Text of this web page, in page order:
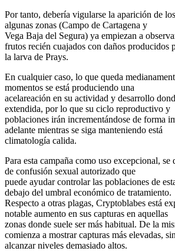
Por tanto, debería vigularse la aparición de
algunas zonas (Campo de Cartagena y
Vega Baja del Segura) ya empiezan a
frutos recién cuajados con daños producidos
la larva de Prays.
En cualquier caso, lo que queda
momentos se está produciendo una
acelareación en su actividad y desarrollo
extendida, por lo que su ciclo reproductivo y
poblaciones irán incrementándose de forma
adelante mientras se siga manteniendo está
climatología calida.
Para esta campaña como uso excepcional, se
de confusión sexual autorizado que
puede ayudar controlar las poblaciones de
debajo del umbral económico de tratamiento.
Respecto a otras plagas, Cryptoblabes está
notable aumento en sus capturas en aquellas
zonas donde suele ser más habitual. De la
comienza a mostrar capturas más elevadas, sin
alcanzar niveles demasiado altos.